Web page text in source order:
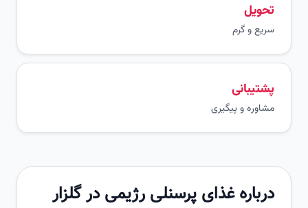
سریع و گرم
پشتیبانی
مشاوره و پیگیری
درباره غذای پرسنلی رژیمی در گلزار